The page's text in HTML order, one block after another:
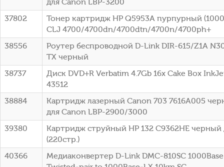
37802
Тонер картридж HP Q5953A пурпурный
CLJ 4700/4700dn/4700dtn/4700n/4700ph+
38556
Роутер беспроводной D-Link DIR-615/Z1A
TX черный
38737
Диск DVD+R Verbatim 4.7Gb 16x Cake Box
43512
38884
Картридж лазерный Canon 703 7616A005
для Canon LBP-2900/3000
39380
Картридж струйный HP 132 C9362HE черный
(220стр.)
40366
Медиаконвертер D-Link DMC-810SC